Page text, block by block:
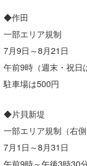
◆作田
一部エリア規制
7月9日～8月21日
午前9時（週末・祝日
駐車場は500円
◆片貝新堤
一部エリア規制（右側
7月1日～8月31日
上田純子
上條将美
SancheZ
ゴン